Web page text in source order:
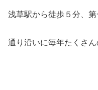
浅草駅から徒歩５分、第
通り沿いに毎年たくさん